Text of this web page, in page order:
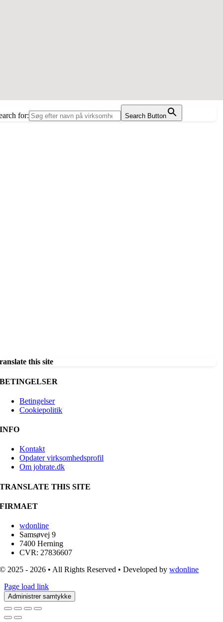
for: Search Button
this site
BETINGELSER
Betingelser
Cookiepolitik
INFO
Kontakt
Opdater virksomhedsprofil
Om jobrate.dk
TRANSLATE THIS SITE
FIRMAET
wdonline
Samsøvej 9
7400 Herning
CVR: 27836607
© 2025 - 2026 • All Rights Reserved • Developed bywdonline
Page load link
Administrer samtykke